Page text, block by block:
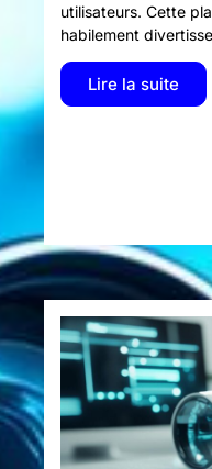
utilisateurs. Cette
habilement
Lire la suite